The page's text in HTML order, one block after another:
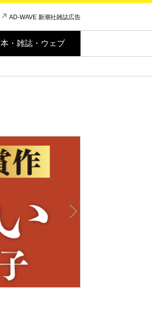
AD-WAVE 新潮社雑誌広告
本・雑誌・ウェブ